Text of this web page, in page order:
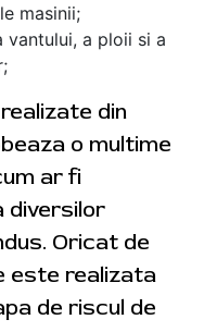
masinii;
a ploii si a
din
o multime
ar fi
diversilor
Oricat de
este realizata
de riscul de